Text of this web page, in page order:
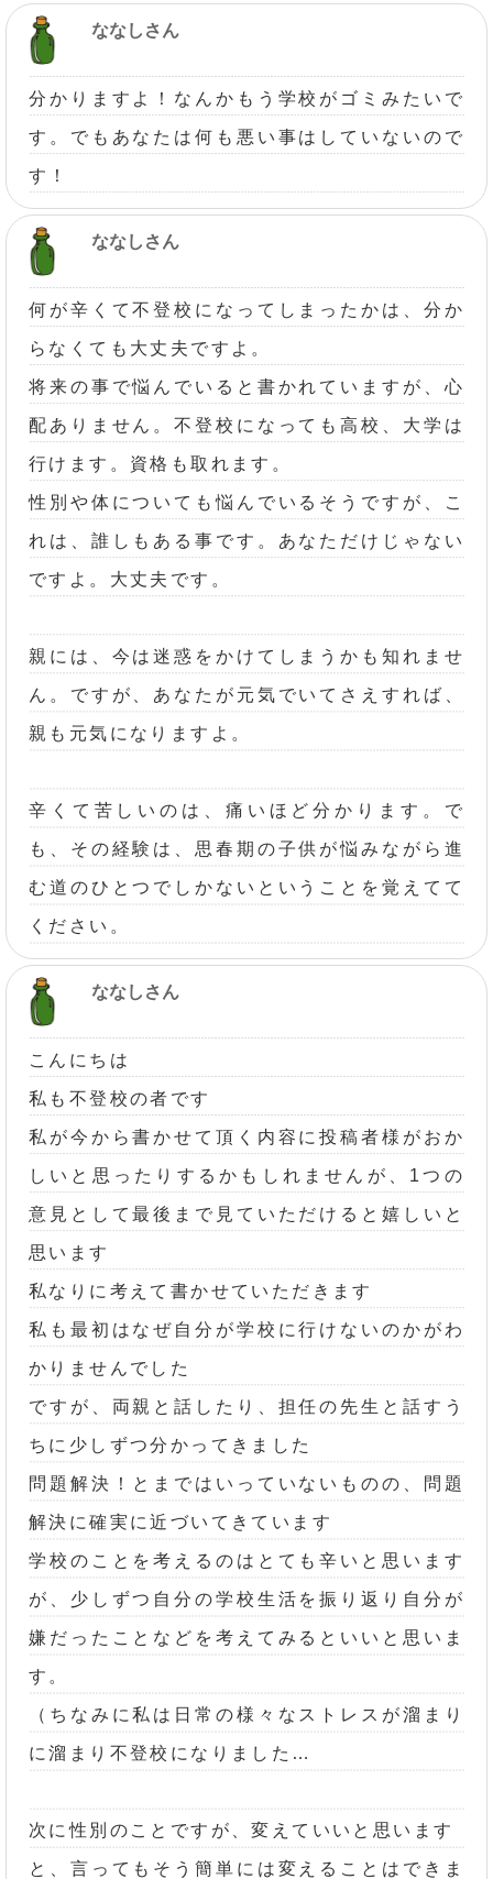
ななしさん
分かりますよ！なんかもう学校がゴミみたいで
す。でもあなたは何も悪い事はしていないので
す！
ななしさん
何が辛くて不登校になってしまったかは、分か
らなくても大丈夫ですよ。
将来の事で悩んでいると書かれていますが、心
配ありません。不登校になっても高校、大学は
行けます。資格も取れます。
性別や体についても悩んでいるそうですが、こ
れは、誰しもある事です。あなただけじゃない
ですよ。大丈夫です。
親には、今は迷惑をかけてしまうかも知れませ
ん。ですが、あなたが元気でいてさえすれば、
親も元気になりますよ。
辛くて苦しいのは、痛いほど分かります。で
も、その経験は、思春期の子供が悩みながら進
む道のひとつでしかないということを覚えてて
ください。
ななしさん
こんにちは
私も不登校の者です
私が今から書かせて頂く内容に投稿者様がおか
しいと思ったりするかもしれませんが、1つの
意見として最後まで見ていただけると嬉しいと
思います
私なりに考えて書かせていただきます
私も最初はなぜ自分が学校に行けないのかがわ
かりませんでした
ですが、両親と話したり、担任の先生と話すう
ちに少しずつ分かってきました
問題解決！とまではいっていないものの、問題
解決に確実に近づいてきています
学校のことを考えるのはとても辛いと思います
が、少しずつ自分の学校生活を振り返り自分が
嫌だったことなどを考えてみるといいと思いま
す。
（ちなみに私は日常の様々なストレスが溜まり
に溜まり不登校になりました…
次に性別のことですが、変えていいと思います
と、言ってもそう簡単には変えることはできま